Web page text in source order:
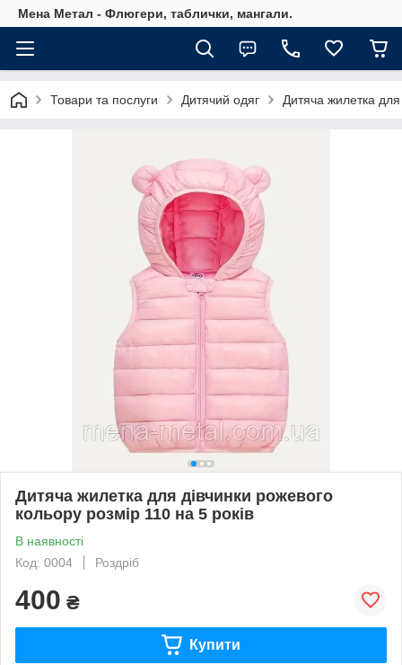
Мена Метал - Флюгери, таблички, мангали.
Товари та послуги Дитячий одяг Дитяча жилетка для
Дитяча жилетка для дівчинки рожевого
кольору розмір 110 на 5 років
В наявності
Код: 0004
Роздріб
400 ₴
Купити